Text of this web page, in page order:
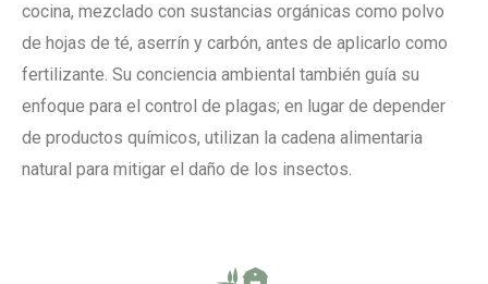
cocina, mezclado con sustancias orgánicas como polvo
de hojas de té, aserrín y carbón, antes de aplicarlo como
fertilizante. Su conciencia ambiental también guía su
enfoque para el control de plagas; en lugar de depender
de productos químicos, utilizan la cadena alimentaria
natural para mitigar el daño de los insectos.